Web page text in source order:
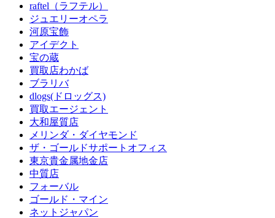
raftel（ラフテル）
ジュエリーオペラ
河原宝飾
アイデクト
宝の蔵
買取店わかば
ブラリバ
dlogs(ドロッグス)
買取エージェント
大和屋質店
メリンダ・ダイヤモンド
ザ・ゴールドサポートオフィス
東京貴金属地金店
中質店
フォーバル
ゴールド・マイン
ネットジャパン